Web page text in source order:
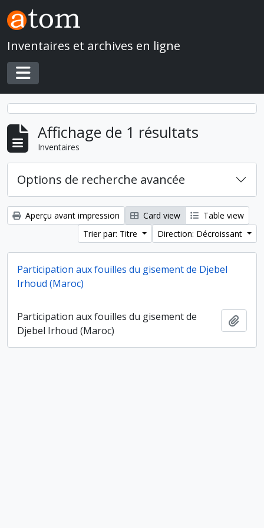
Skip to main content
Inventaires et archives en ligne
Toggle navigation
Affichage de 1 résultats
Inventaires
Options de recherche avancée
Aperçu avant impression Card view
Table view
Trier par: Titre
Direction: Décroissant
Participation aux fouilles du gisement de Djebel
Irhoud (Maroc)
Participation aux fouilles du gisement de
Djebel Irhoud (Maroc)